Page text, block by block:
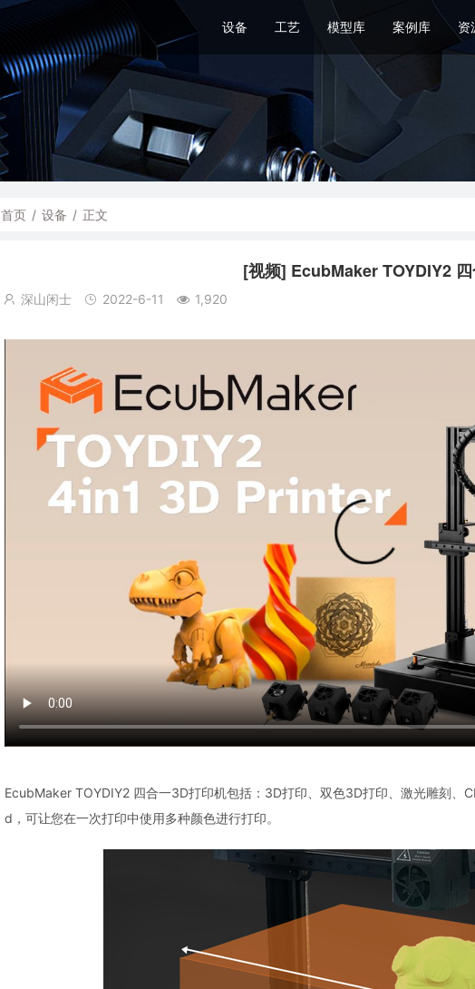
设备 工艺 模型库 案例库 资
首页 / 设备 / 正文
[视频] EcubMaker TOYDIY2
深山闲士 2022-6-11 1,920
EcubMaker TOYDIY2 四合一3D打印机包括：3D打印、双色3D打印、激光雕刻、
d，可让您在一次打印中使用多种颜色进行打印。